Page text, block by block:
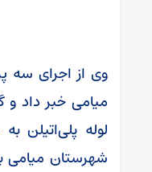
وی از اجرای سه
میامی خبر داد و
شهرستان میامی